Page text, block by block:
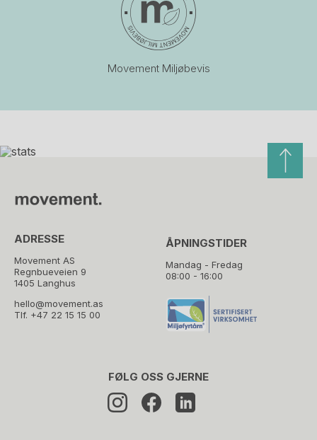
Movement Miljøbevis
ADRESSE
Movement AS
Regnbueveien 9
1405 Langhus
hello@movement.as
Tlf. +47 22 15 15 00
ÅPNINGSTIDER
Mandag - Fredag
08:00 - 16:00
FØLG OSS GJERNE